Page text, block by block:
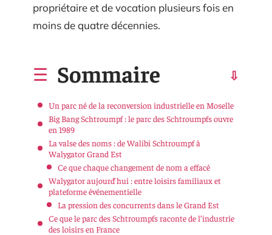
propriétaire et de vocation plusieurs fois en
moins de quatre décennies.
Sommaire
Un parc né de la reconversion industrielle en Moselle
Big Bang Schtroumpf : le parc des Schtroumpfs ouvre
en 1989
La valse des noms : de Walibi Schtroumpf à
Walygator Grand Est
Ce que chaque changement de nom a effacé
Walygator aujourd’hui : entre loisirs familiaux et
plateforme événementielle
La pression des concurrents dans le Grand Est
Ce que le parc des Schtroumpfs raconte de l’industrie
des loisirs en France